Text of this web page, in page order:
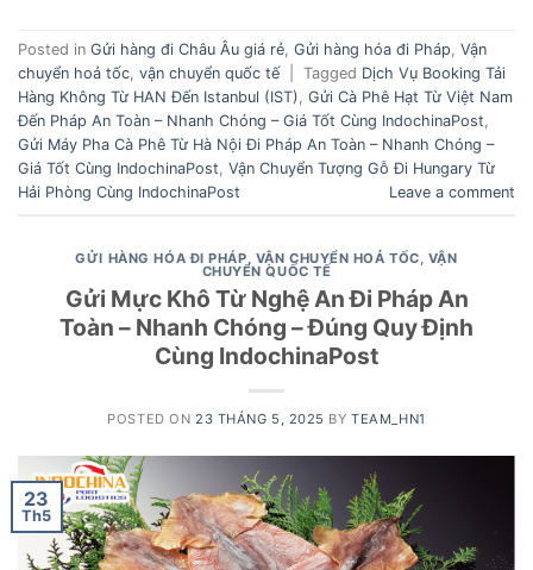
Posted in Gửi hàng đi Châu Âu giá rẻ Gửi hàng hóa đi Pháp Vận
chuyển hoả tốc vận chuyển quốc tế Tagged Dịch Vụ Booking Tải
Hàng Không Từ HAN Đến Istanbul (IST) Gửi Cà Phê Hạt Từ Việt Nam
Đến Pháp An Toàn – Nhanh Chóng – Giá Tốt Cùng IndochinaPost
Gửi Máy Pha Cà Phê Từ Hà Nội Đi Pháp An Toàn – Nhanh Chóng –
Giá Tốt Cùng IndochinaPost Vận Chuyển Tượng Gỗ Đi Hungary Từ
Hải Phòng Cùng IndochinaPost
Leave a comment
GỬI HÀNG HÓA ĐI PHÁP VẬN CHUYỂN HOẢ TỐC VẬN
CHUYỂN QUỐC TẾ
Gửi Mực Khô Từ Nghệ An Đi Pháp An
Toàn – Nhanh Chóng – Đúng Quy Định
Cùng IndochinaPost
POSTED ON 23 THÁNG 5, 2025 BYTEAM_HN1
23
Th5